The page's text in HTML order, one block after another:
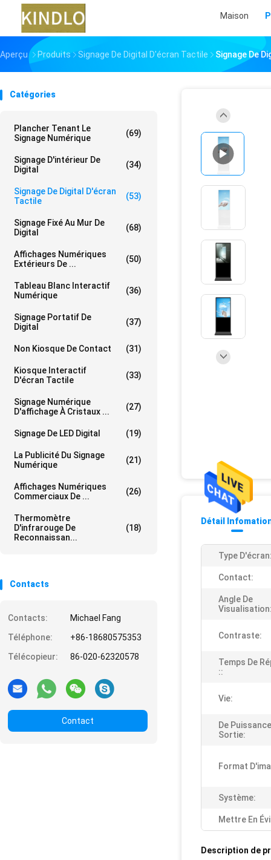
Maison
Aperçu Produits Signage De Digital D'écran Tactile Signage De
Catégories
Plancher Tenant Le
Signage Numérique
(69)
Signage D'intérieur De
Digital
(34)
Signage De Digital D'écran
Tactile
(53)
Signage Fixé Au Mur De
Digital
(68)
Affichages Numériques
Extérieurs De ...
(50)
Tableau Blanc Interactif
Numérique
(36)
Signage Portatif De
Digital
(37)
Non Kiosque De Contact (31)
Kiosque Interactif
D'écran Tactile
(33)
Signage Numérique
D'affichage À Cristaux ...
(27)
Signage De LED Digital (19)
La Publicité Du Signage
Numérique
(21)
Affichages Numériques
Commerciaux De ...
(26)
Thermomètre
D'infrarouge De
Reconnaissan...
(18)
Contacts
Contacts:
Michael Fang
Téléphone:
+86-18680575353
Télécopieur:
86-020-62320578
Contact
Détail
Type
Contact:
Angle De
Contraste:
Temps De
::
Vie:
De
Sortie:
Format
Système:
Mettre En
Description de